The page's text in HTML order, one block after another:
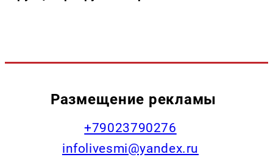
Размещение рекламы
+79023790276
infolivesmi@yandex.ru